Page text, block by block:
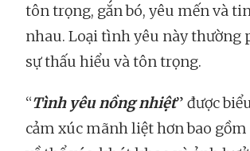
tôn trọng, gắn bó, yêu mến và
nhau. Loại tình yêu này thường
sự thấu hiểu và tôn trọng.
“Tình yêu nồng nhiệt” được
cảm xúc mãnh liệt hơn bao gồm